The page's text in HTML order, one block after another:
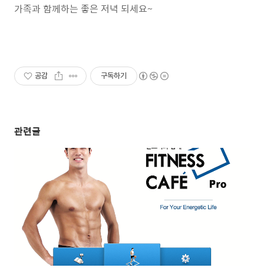
가족과 함께하는 좋은 저녁 되세요~
공감 구독하기
관련글